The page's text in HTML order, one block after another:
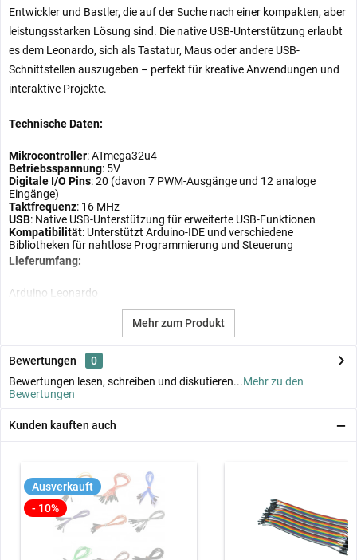
Entwickler und Bastler, die auf der Suche nach einer kompakten, aber
leistungsstarken Lösung sind. Die native USB-Unterstützung erlaubt
es dem Leonardo, sich als Tastatur, Maus oder andere USB-
Schnittstellen auszugeben – perfekt für kreative Anwendungen und
interaktive Projekte.
Technische Daten:
Mikrocontroller: ATmega32u4
Betriebsspannung: 5V
Digitale I/O Pins: 20 (davon 7 PWM-Ausgänge und 12 analoge
Eingänge)
Taktfrequenz: 16 MHz
USB: Native USB-Unterstützung für erweiterte USB-Funktionen
Kompatibilität: Unterstützt Arduino-IDE und verschiedene
Bibliotheken für nahtlose Programmierung und Steuerung
Lieferumfang:
Arduino Leonardo
Mehr zum Produkt
Bewertungen
0
Bewertungen lesen, schreiben und diskutieren...Mehr zu den
Bewertungen
Kunden kauften auch
Ausverkauft
- 10%